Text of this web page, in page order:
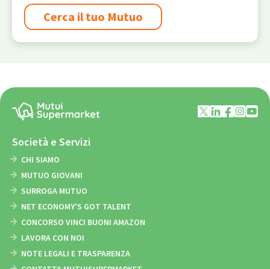
Cerca il tuo Mutuo
Società e Servizi
CHI SIAMO
MUTUO GIOVANI
SURROGA MUTUO
NET ECONOMY'S GOT TALENT
CONCORSO VINCI BUONI AMAZON
LAVORA CON NOI
NOTE LEGALI E TRASPARENZA